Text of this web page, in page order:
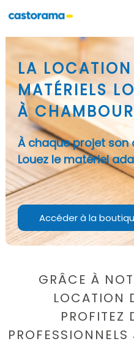
LA LOCATION
MATÉRIELS
À
À chaque projet son
Louez le matériel
Accéder à la
GRÂCE À
LOCATION
PROFITEZ